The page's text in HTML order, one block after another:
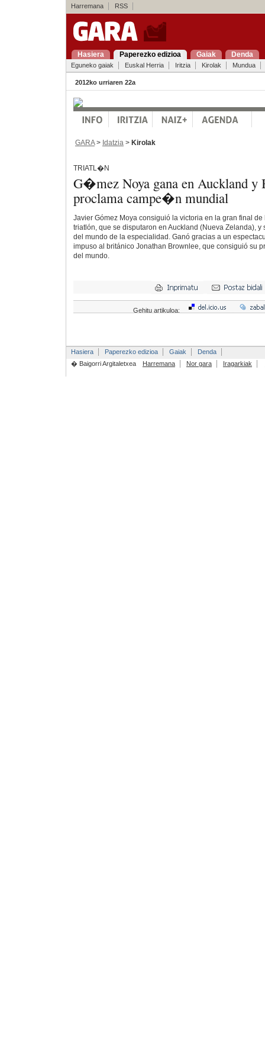
Harremana RSS
Hasiera Paperezko edizioa Gaiak Denda
Eguneko gaiak Euskal Herria Iritzia Kirolak Mundua
2012ko urriaren 22a
GARA> Idatzia > Kirolak
TRIATL�N
G�mez Noya gana en Auckland y
proclama campe�n mundial
Javier Gómez Moya consiguió la victoria en la gran final
triatlón, que se disputaron en Auckland (Nueva Zelanda),
del mundo de la especialidad. Ganó gracias a un
impuso al británico Jonathan Brownlee, que consiguió su
del mundo.
Gehitu artikuloa:
Hasiera Paperezko edizioa Gaiak
Denda
� Baigorri Argitaletxea
Harremana Nor gara Iragarkiak